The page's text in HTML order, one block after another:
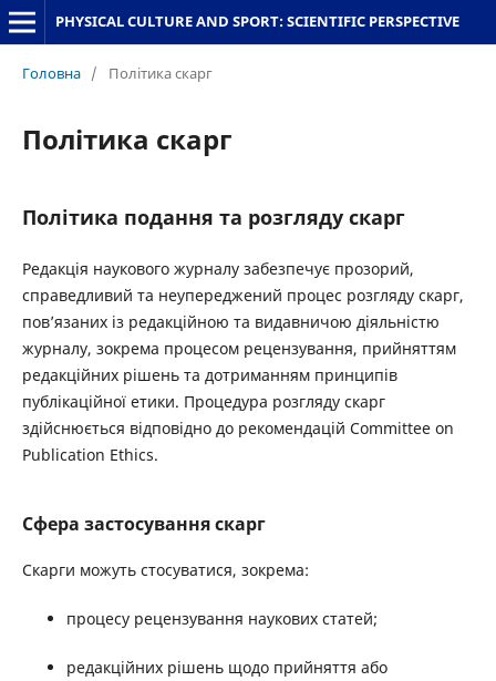
PHYSICAL CULTURE AND SPORT: SCIENTIFIC PERSPECTIVE
Головна / Політика скарг
Політика скарг
Політика подання та розгляду скарг
Редакція наукового журналу забезпечує прозорий,
справедливий та неупереджений процес розгляду скарг,
пов’язаних із редакційною та видавничою діяльністю
журналу, зокрема процесом рецензування, прийняттям
редакційних рішень та дотриманням принципів
публікаційної етики. Процедура розгляду скарг
здійснюється відповідно до рекомендацій Committee on
Publication Ethics.
Сфера застосування скарг
Скарги можуть стосуватися, зокрема:
процесу рецензування наукових статей;
редакційних рішень щодо прийняття або